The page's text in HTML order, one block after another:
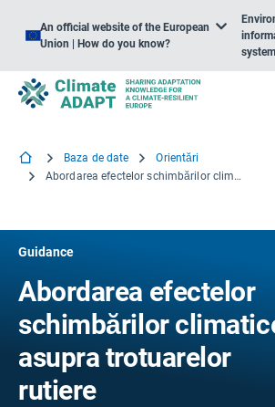
An official website of the European
Union | How do you know?
Baza de date
Orientări
Abordarea efectelor schimbărilor climatice asupra trotuarelor rutiere
Guidance
Abordarea efectelor
schimbărilor
asupra trotuarelor
rutiere